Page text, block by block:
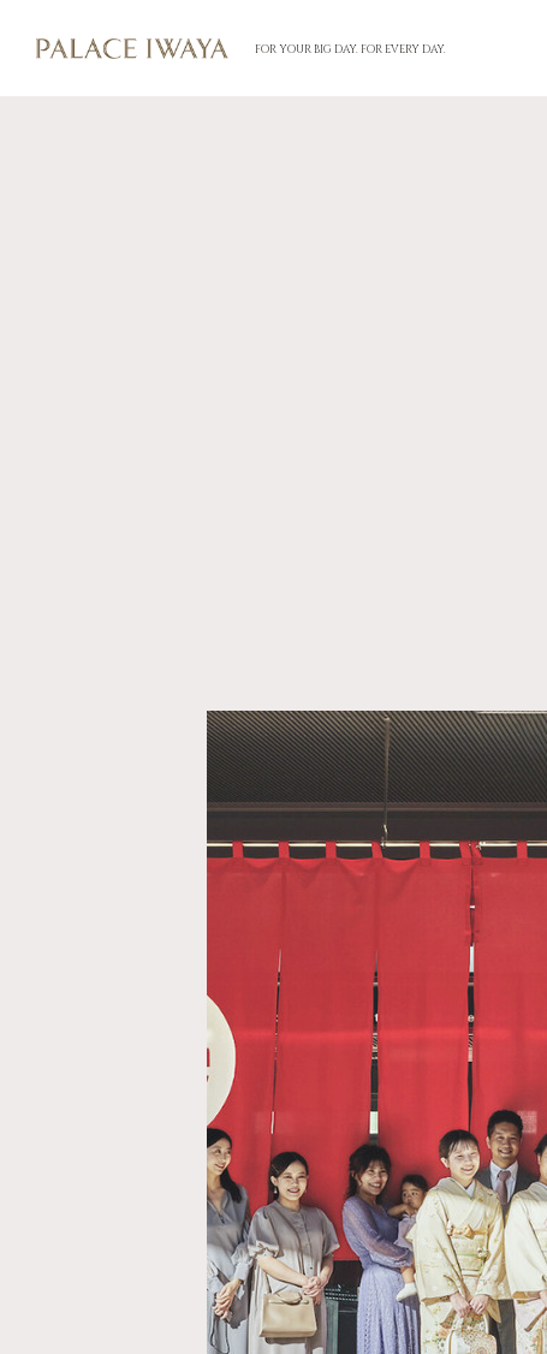
FOR YOUR BIG DAY. FOR EVERY DAY.